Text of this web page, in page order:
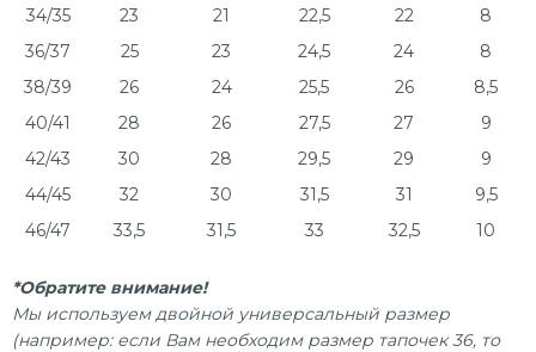
34/35
23 21 22,5 22
8
36/37
25 23 24,5 24
8
38/39
26 24 25,5 26
8,5
40/41
28 26 27,5 27
9
42/43
30 28 29,5 29
9
44/45
32 30 31,5 31
9,5
46/47
33,5 31,5 33 32,5 10
*Обратите внимание!
Мы используем двойной универсальный размер
(например: если Вам необходим размер тапочек 36, то